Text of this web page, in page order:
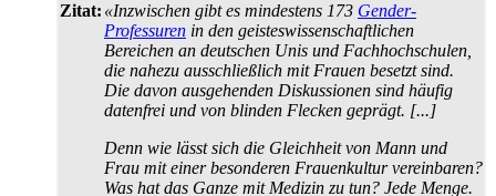
Zitat: «Inzwischen gibt es mindestens 173 Gender-
Professuren in den geistes­wissen­schaftlichen
Bereichen an deutschen Unis und Fach­hoch­schulen,
die nahezu ausschließlich mit Frauen besetzt sind.
Die davon ausgehenden Diskussionen sind häufig
datenfrei und von blinden Flecken geprägt. [...]
Denn wie lässt sich die Gleichheit von Mann und
Frau mit einer besonderen Frauenkultur vereinbaren?
Was hat das Ganze mit Medizin zu tun? Jede Menge.